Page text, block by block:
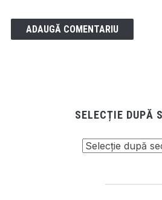
SELECȚIE DUPĂ